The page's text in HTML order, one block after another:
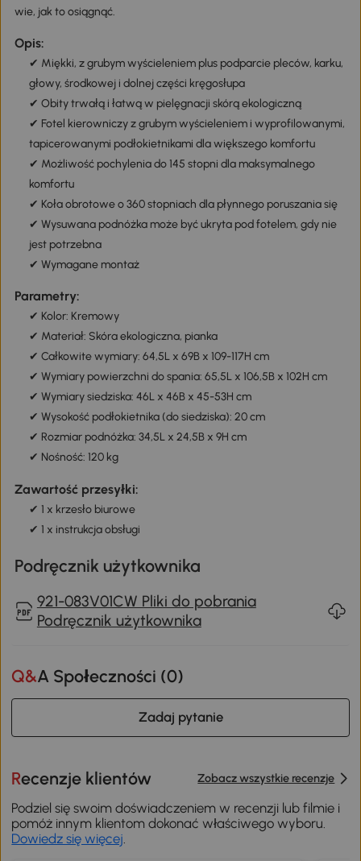
wie, jak to osiągnąć.
Opis:
✔ Miękki, z grubym wyścieleniem plus podparcie pleców, karku,
głowy, środkowej i dolnej części kręgosłupa
✔ Obity trwałą i łatwą w pielęgnacji skórą ekologiczną
✔ Fotel kierowniczy z grubym wyścieleniem i wyprofilowanymi,
tapicerowanymi podłokietnikami dla większego komfortu
✔ Możliwość pochylenia do 145 stopni dla maksymalnego
komfortu
✔ Koła obrotowe o 360 stopniach dla płynnego poruszania się
✔ Wysuwana podnóżka może być ukryta pod fotelem, gdy nie
jest potrzebna
✔ Wymagane montaż
Parametry:
✔ Kolor: Kremowy
✔ Materiał: Skóra ekologiczna, pianka
✔ Całkowite wymiary: 64,5L x 69B x 109-117H cm
✔ Wymiary powierzchni do spania: 65,5L x 106,5B x 102H cm
✔ Wymiary siedziska: 46L x 46B x 45-53H cm
✔ Wysokość podłokietnika (do siedziska): 20 cm
✔ Rozmiar podnóżka: 34,5L x 24,5B x 9H cm
✔ Nośność: 120 kg
Zawartość przesyłki:
✔ 1 x krzesło biurowe
✔ 1 x instrukcja obsługi
Podręcznik użytkownika
921-083V01CW Pliki do pobrania
Podręcznik użytkownika
Q&A Społeczności (0)
Zadaj pytanie
Recenzje klientów Zobacz wszystkie recenzje
Podziel się swoim doświadczeniem w recenzji lub filmie i
pomóż innym klientom dokonać właściwego wyboru.
Dowiedz się więcej.